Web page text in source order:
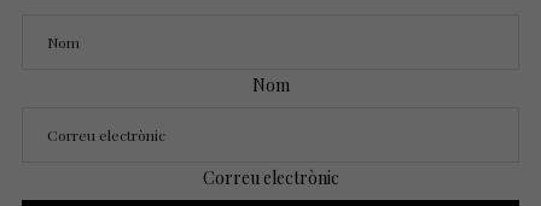
Nom
Correu electrònic